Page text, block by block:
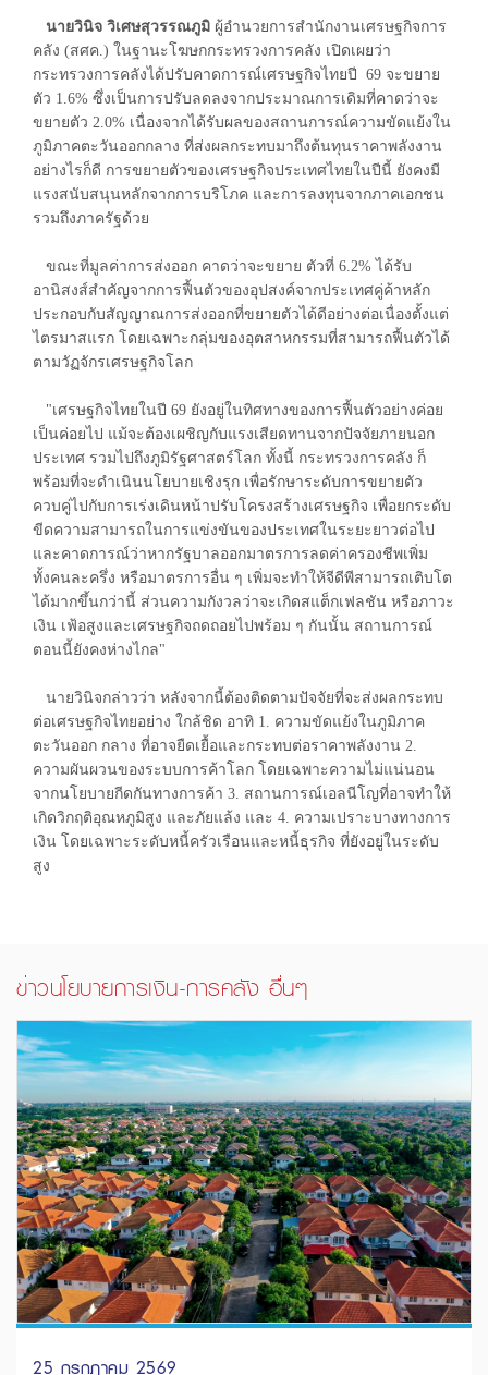
นายวินิจ วิเศษสุวรรณภูมิ ผู้อำนวยการสำนักงานเศรษฐกิจการ
คลัง (สศค.) ในฐานะโฆษกกระทรวงการคลัง เปิดเผยว่า
กระทรวงการคลังได้ปรับคาดการณ์เศรษฐกิจไทยปี 69 จะขยาย
ตัว 1.6% ซึ่งเป็นการปรับลดลงจากประมาณการเดิมที่คาดว่าจะ
ขยายตัว 2.0% เนื่องจากได้รับผลของสถานการณ์ความขัดแย้งใน
ภูมิภาคตะวันออกกลาง ที่ส่งผลกระทบมาถึงต้นทุนราคาพลังงาน
อย่างไรก็ดี การขยายตัวของเศรษฐกิจประเทศไทยในปีนี้ ยังคงมี
แรงสนับสนุนหลักจากการบริโภค และการลงทุนจากภาคเอกชน
รวมถึงภาครัฐด้วย
ขณะที่มูลค่าการส่งออก คาดว่าจะขยาย ตัวที่ 6.2% ได้รับ
อานิสงส์สำคัญจากการฟื้นตัวของอุปสงค์จากประเทศคู่ค้าหลัก
ประกอบกับสัญญาณการส่งออกที่ขยายตัวได้ดีอย่างต่อเนื่องตั้งแต่
ไตรมาสแรก โดยเฉพาะกลุ่มของอุตสาหกรรมที่สามารถฟื้นตัวได้
ตามวัฏจักรเศรษฐกิจโลก
"เศรษฐกิจไทยในปี 69 ยังอยู่ในทิศทางของการฟื้นตัวอย่างค่อย
เป็นค่อยไป แม้จะต้องเผชิญกับแรงเสียดทานจากปัจจัยภายนอก
ประเทศ รวมไปถึงภูมิรัฐศาสตร์โลก ทั้งนี้ กระทรวงการคลัง ก็
พร้อมที่จะดำเนินนโยบายเชิงรุก เพื่อรักษาระดับการขยายตัว
ควบคู่ไปกับการเร่งเดินหน้าปรับโครงสร้างเศรษฐกิจ เพื่อยกระดับ
ขีดความสามารถในการแข่งขันของประเทศในระยะยาวต่อไป
และคาดการณ์ว่าหากรัฐบาลออกมาตรการลดค่าครองชีพเพิ่ม
ทั้งคนละครึ่ง หรือมาตรการอื่น ๆ เพิ่มจะทำให้จีดีพีสามารถเติบโต
ได้มากขึ้นกว่านี้ ส่วนความกังวลว่าจะเกิดสแต็กเฟลชัน หรือภาวะ
เงิน เฟ้อสูงและเศรษฐกิจถดถอยไปพร้อม ๆ กันนั้น สถานการณ์
ตอนนี้ยังคงห่างไกล"
นายวินิจกล่าวว่า หลังจากนี้ต้องติดตามปัจจัยที่จะส่งผลกระทบ
ต่อเศรษฐกิจไทยอย่าง ใกล้ชิด อาทิ 1. ความขัดแย้งในภูมิภาค
ตะวันออก กลาง ที่อาจยืดเยื้อและกระทบต่อราคาพลังงาน 2.
ความผันผวนของระบบการค้าโลก โดยเฉพาะความไม่แน่นอน
จากนโยบายกีดกันทางการค้า 3. สถานการณ์เอลนีโญที่อาจทำให้
เกิดวิกฤติอุณหภูมิสูง และภัยแล้ง และ 4. ความเปราะบางทางการ
เงิน โดยเฉพาะระดับหนี้ครัวเรือนและหนี้ธุรกิจ ที่ยังอยู่ในระดับ
สูง
ข่าวนโยบายการเงิน-การคลัง อื่นๆ
25 กรกฎาคม 2569